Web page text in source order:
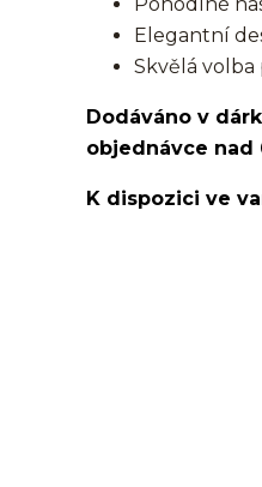
Elegantní
Skvělá
Dodáváno v
objednávce nad
K dispozici ve